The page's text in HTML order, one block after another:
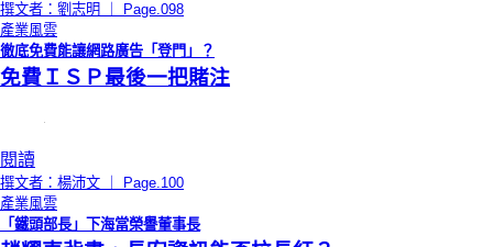
撰文者：劉志明 ｜ Page.098
產業風雲
徹底免費能讓網路廣告「登門」？
免費ＩＳＰ最後一把賭注
閱讀
撰文者：楊沛文 ｜ Page.100
產業風雲
「鐵頭部長」下海當榮譽董事長